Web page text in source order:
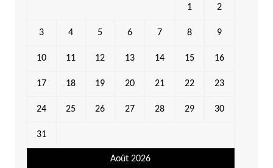
Août 2026
1 2
3 4 5 6 7 8 9
10 11 12 13 14 15 16
17 18 19 20 21 22 23
24 25 26 27 28 29 30
31